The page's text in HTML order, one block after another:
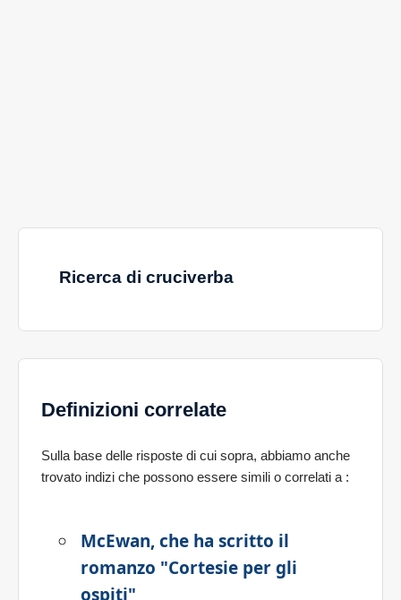
Ricerca di cruciverba
Definizioni correlate
Sulla base delle risposte di cui sopra, abbiamo anche
trovato indizi che possono essere simili o correlati a :
McEwan, che ha scritto il
romanzo "Cortesie per gli
ospiti"